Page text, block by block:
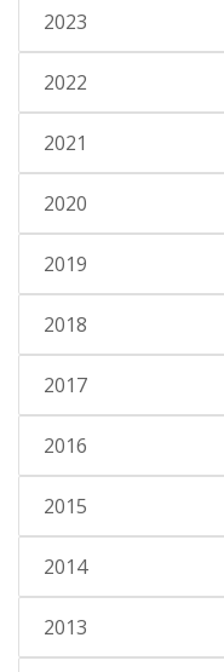
2023
2022
2021
2020
2019
2018
2017
2016
2015
2014
2013